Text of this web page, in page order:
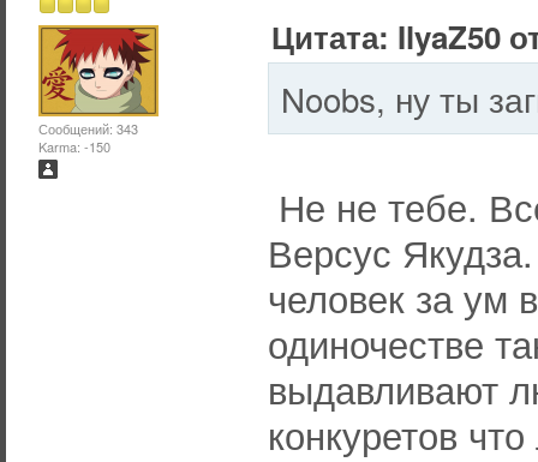
Сообщений: 343
Karma: -150
Цитата: IlyaZ50
Noobs, ну ты
Не не тебе.
Версус
человек за ум
одиночестве
выдавливают
конкуретов